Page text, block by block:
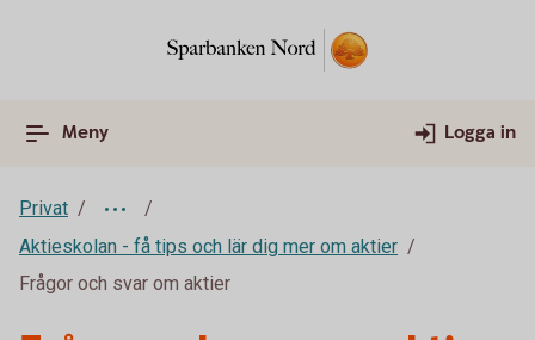
Meny Logga in
Privat
Aktieskolan - få tips och lär dig mer om aktier
Frågor och svar om aktier